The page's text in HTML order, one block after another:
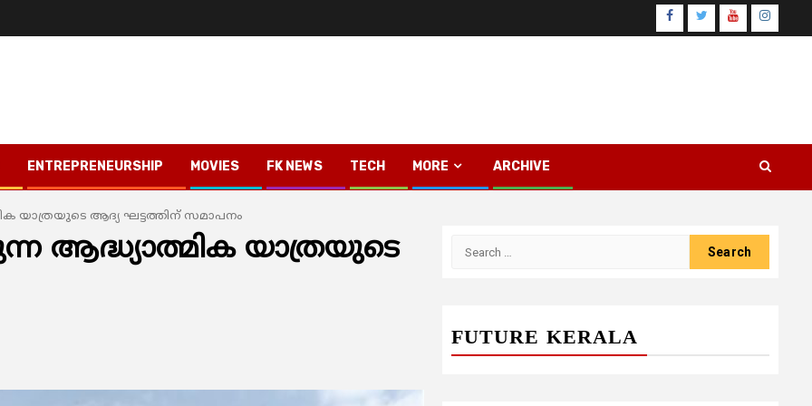
Facebook
TwitterYoutube
ENTREPRENEURSHIP MOVIES FK NEWS TECH MORE ARCHIVE
യാത്രയുടെ ആദ്യ ഘട്ടത്തിന് സമാപനം
ആദ്ധ്യാത്മിക യാത്രയുടെ
FUTURE KERALA